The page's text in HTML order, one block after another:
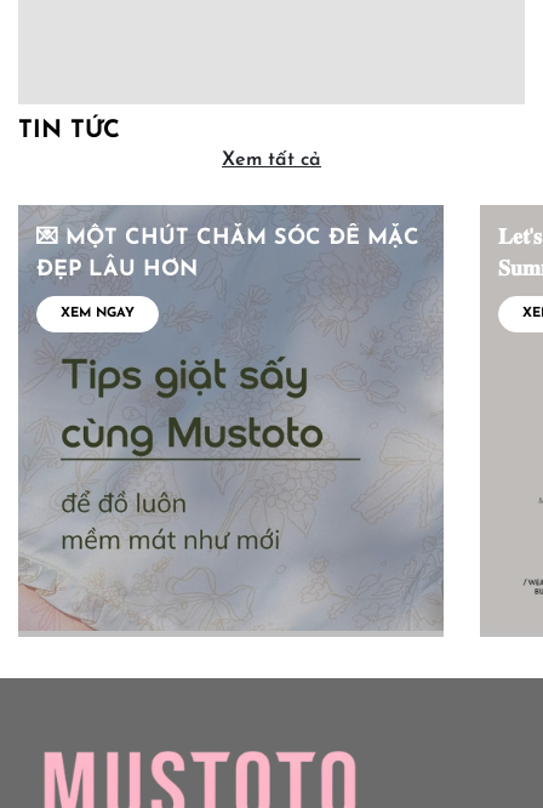
TIN TỨC
Xem tất cả
💌 MỘT CHÚT CHĂM SÓC ĐỂ MẶC
ĐẸP LÂU HƠN
XEM NGAY